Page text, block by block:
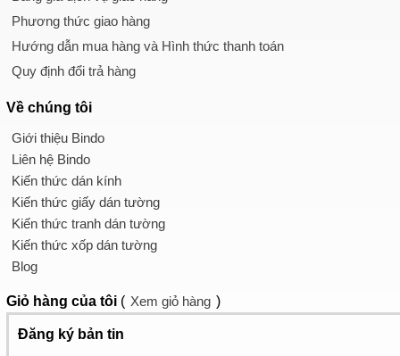
Phương thức giao hàng
Hướng dẫn mua hàng và Hình thức thanh toán
Quy định đổi trả hàng
Về chúng tôi
Giới thiệu Bindo
Liên hệ Bindo
Kiến thức dán kính
Kiến thức giấy dán tường
Kiến thức tranh dán tường
Kiến thức xốp dán tường
Blog
Giỏ hàng của tôi ( Xem giỏ hàng )
Đăng ký bản tin